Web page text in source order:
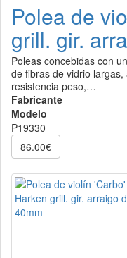
Polea de
grill. gir.
Poleas concebidas con
de fibras de vidrio
resistencia peso,…
Fabricante
Modelo
P19330
86.00€